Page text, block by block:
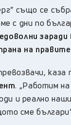
също се
с дни по
на
каза
. „Работим
и реално
сме